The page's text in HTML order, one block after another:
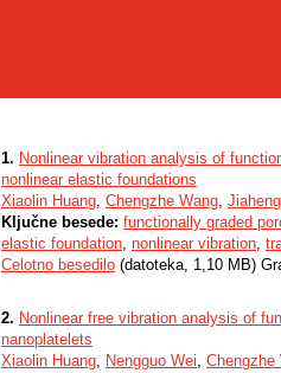
1. Nonlinear vibration analysis of
nonlinear elastic foundations
Xiaolin Huang, Chengzhe Wang,
Ključne besede: functionally graded
elastic foundation, nonlinear vibration,
Celotno besedilo (datoteka, 1,10 MB)
2. Nonlinear free vibration analysis of
nanoplatelets
Xiaolin Huang, Nengguo Wei, Chengzhe